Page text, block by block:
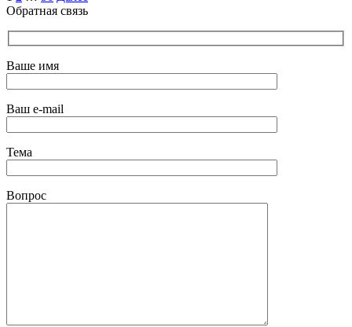
записей
Обратная связь
Ваше имя
Ваш e-mail
Тема
Вопрос